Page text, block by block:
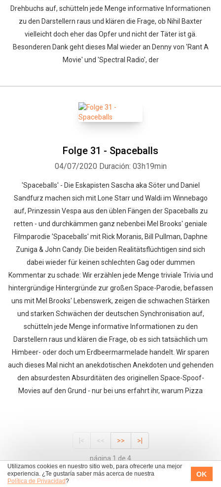
Utilizamos cookies en nuestro sitio web, para ofrecerte una mejor
experiencia. ¿Te gustaría saber más acerca de nuestra
Política de Privacidad?
OK
Drehbuchs auf, schütteln jede Menge informative Informationen
zu den Darstellern raus und klären die Frage, ob Nihil Baxter
vielleicht doch eher das Opfer und nicht der Täter ist gä.
Besonderen Dank geht dieses Mal wieder an Denny von 'Rant A
Movie' und 'Spectral Radio', der
Folge 31 - Spaceballs
04/07/2020 Duración: 03h19min
'Spaceballs' - Die Eskapisten Sascha aka Söter und Daniel
Sandfurz machen sich mit Lone Starr und Waldi im Winnebago
auf, Prinzessin Vespa aus den üblen Fängen der Spaceballs zu
retten - und durchkämmen ganz nebenbei Mel Brooks' geniale
Filmparodie 'Spaceballs' mit Rick Moranis, Bill Pullman, Daphne
Zuniga & John Candy. Die beiden Realitätsflüchtigen sind sich
dabei wieder für keinen schlechten Gag oder dummen
Kommentar zu schade: Wir erzählen jede Menge triviale Trivia und
hintergründige Hintergründe zur großen Space-Parodie, befassen
uns mit Mel Brooks' Lebenswerk, zeigen die schwachen Stärken
und starken Schwächen der deutschen Synchronisation auf,
schütteln jede Menge informative Informationen zu den
Darstellern raus und klären die Frage, ob es sich tatsächlich um
Himbeer- oder doch um Erdbeermarmelade handelt. Wir sparen
auch dieses Mal nicht an anekdotischen Anekdoten und gehenden
den absurdesten Absurditäten des originellen Space-Spoof-
Movies auf den Grund - nur bei uns erfahrt ihr, warum Pizza
|< << >> >|
página 1 de 4
TÍTULOS RELACIONADOS